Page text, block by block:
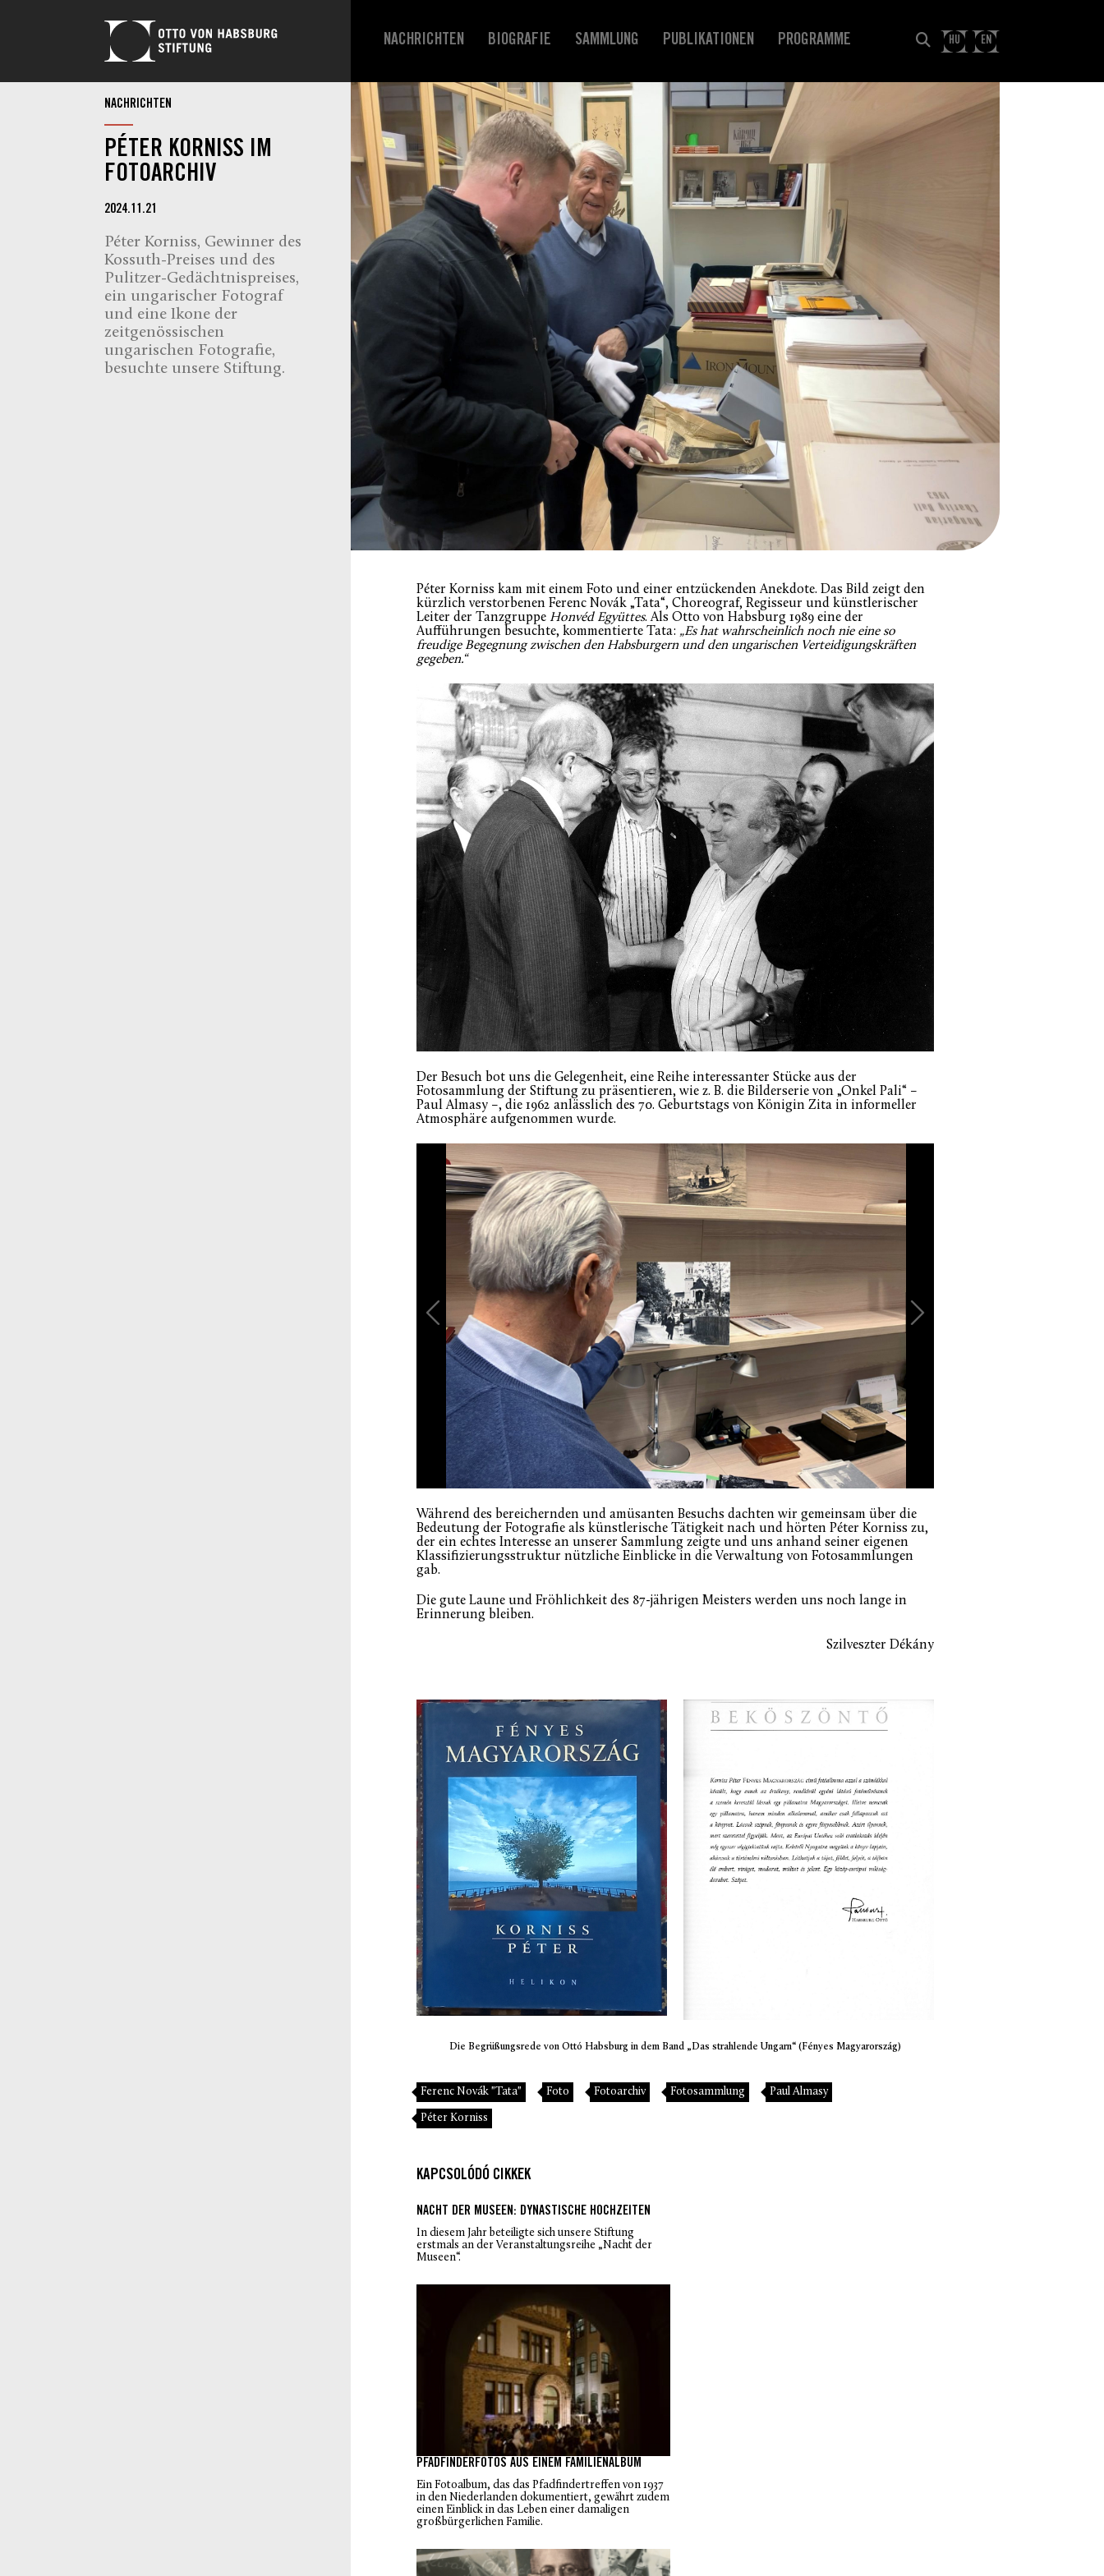
NACHRICHTEN BIOGRAFIE SAMMLUNG PUBLIKATIONEN PROGRAMME HU EN
NACHRICHTEN
PÉTER KORNISS IM
FOTOARCHIV
2024.11.21
Péter Korniss, Gewinner des
Kossuth-Preises und des
Pulitzer-Gedächtnispreises,
ein ungarischer Fotograf
und eine Ikone der
zeitgenössischen
ungarischen Fotografie,
besuchte unsere Stiftung.
Péter Korniss kam mit einem Foto und einer entzückenden Anekdote. Das Bild zeigt den
kürzlich verstorbenen Ferenc Novák „Tata“, Choreograf, Regisseur und künstlerischer
Leiter der Tanzgruppe Honvéd Együttes. Als Otto von Habsburg 1989 eine der
Aufführungen besuchte, kommentierte Tata: „Es hat wahrscheinlich noch nie eine so
freudige Begegnung zwischen den Habsburgern und den ungarischen Verteidigungskräften
gegeben.“
Der Besuch bot uns die Gelegenheit, eine Reihe interessanter Stücke aus der
Fotosammlung der Stiftung zu präsentieren, wie z. B. die Bilderserie von „Onkel Pali“ –
Paul Almasy –, die 1962 anlässlich des 70. Geburtstags von Königin Zita in informeller
Atmosphäre aufgenommen wurde.
Während des bereichernden und amüsanten Besuchs dachten wir gemeinsam über die
Bedeutung der Fotografie als künstlerische Tätigkeit nach und hörten Péter Korniss zu,
der ein echtes Interesse an unserer Sammlung zeigte und uns anhand seiner eigenen
Klassifizierungsstruktur nützliche Einblicke in die Verwaltung von Fotosammlungen
gab.
Die gute Laune und Fröhlichkeit des 87-jährigen Meisters werden uns noch lange in
Erinnerung bleiben.
Szilveszter Dékány
Die Begrüßungsrede von Ottó Habsburg in dem Band „Das strahlende Ungarn“ (Fényes Magyarország)
Ferenc Novák "Tata" Foto Fotoarchiv Fotosammlung Paul Almasy
Péter Korniss
KAPCSOLÓDÓ CIKKEK
NACHT DER MUSEEN: DYNASTISCHE HOCHZEITEN
In diesem Jahr beteiligte sich unsere Stiftung
erstmals an der Veranstaltungsreihe „Nacht der
Museen“.
PFADFINDERFOTOS AUS EINEM FAMILIENALBUM
Ein Fotoalbum, das das Pfadfindertreffen von 1937
in den Niederlanden dokumentiert, gewährt zudem
einen Einblick in das Leben einer damaligen
großbürgerlichen Familie.